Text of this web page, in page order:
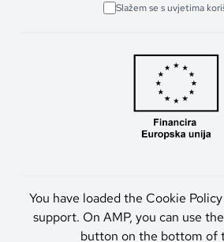
Slažem se s uvjetima
You have loaded the Cookie
support. On AMP, you can use
button on the bottom of